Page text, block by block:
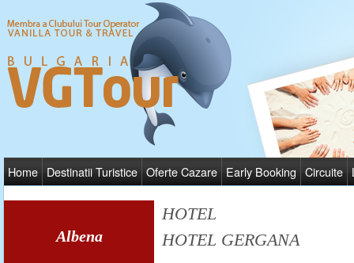
Home Destinatii Turistice Oferte Cazare Early Booking Circuite
Albena
HOTEL
HOTEL GERGANA